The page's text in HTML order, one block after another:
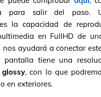
para salir del paso.
la capacidad de
en FullHD de
nos ayudará a conectar
pantalla tiene una
, con lo que
en exteriores.